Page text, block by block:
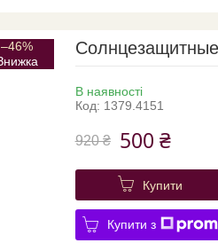
–46%
В наявності
Код: 1379.4151
920 ₴ 500 ₴
Купити
Купити з